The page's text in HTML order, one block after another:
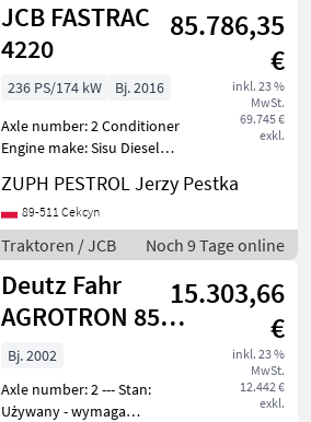
JCB FASTRAC
4220
85.786,35
€
inkl. 23 %
MwSt.
69.745 €
exkl.
236 PS/174 kW
Bj. 2016
Axle number: 2 Conditioner
Engine make: Sisu Diesel
cylindrów Gearbox engine
turbo Gross weight: 15575
Net weight: 7575 --- Stan:
Używan
ZUPH PESTROL Jerzy Pestka
89-511 Cekcyn
Traktoren / JCB Noch 9 Tage online
Deutz Fahr
AGROTRON 85
MK3
15.303,66
€
inkl. 23 %
MwSt.
12.442 €
exkl.
Bj. 2002
Axle number: 2 --- Stan:
Używany - wymaga